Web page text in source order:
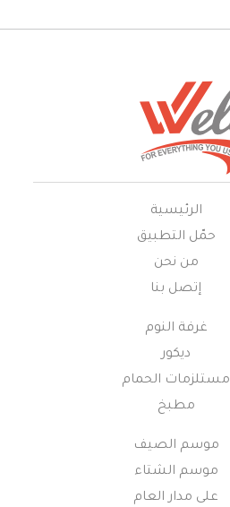
الرئيسية
حمّل التطبيق
من نحن
إتصل بنا
غرفة النوم
ديكور
مستلزمات الحمام
مطبخ
موسم الصيف
موسم الشتاء
على مدار العام